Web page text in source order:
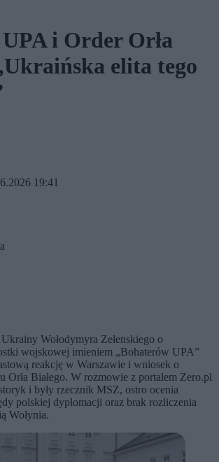
UPA i Order Orła
elita tego
19:41
Wołodymyra Zełenskiego o
wojskowej imieniem „Bohaterów UPA”
reakcję w Warszawie i wniosek o
Orła Białego. W rozmowie z portalem Zero.pl
i były rzecznik MSZ, ostro ocenia
polskiej dyplomacji oraz brak rozliczenia
Wołynia.